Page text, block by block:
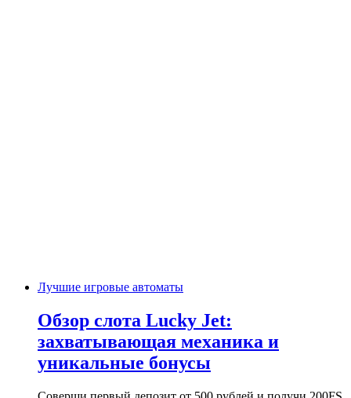
Лучшие игровые автоматы
Обзор слота Lucky Jet:
захватывающая механика и
уникальные бонусы